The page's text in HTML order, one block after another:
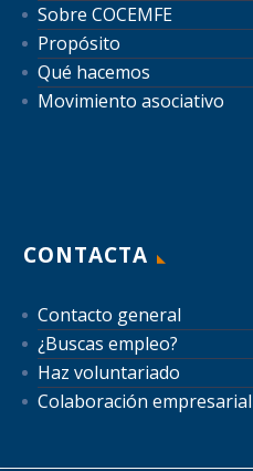
Sobre COCEMFE
Propósito
Qué hacemos
Movimiento asociativo
CONTACTA
Contacto general
¿Buscas empleo?
Haz voluntariado
Colaboración empresarial